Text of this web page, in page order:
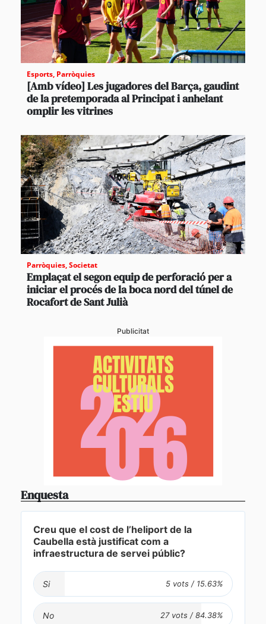
Esports, Parròquies
[Amb vídeo] Les jugadores del Barça, gaudint
de la pretemporada al Principat i anhelant
omplir les vitrines
Parròquies,Societat
Emplaçat el segon equip de perforació per a
iniciar el procés de la boca nord del túnel de
Rocafort de Sant Julià
Publicitat
Enquesta
Creu que el cost de l’heliport de la
Caubella està justificat com a
infraestructura de servei públic?
Si
No